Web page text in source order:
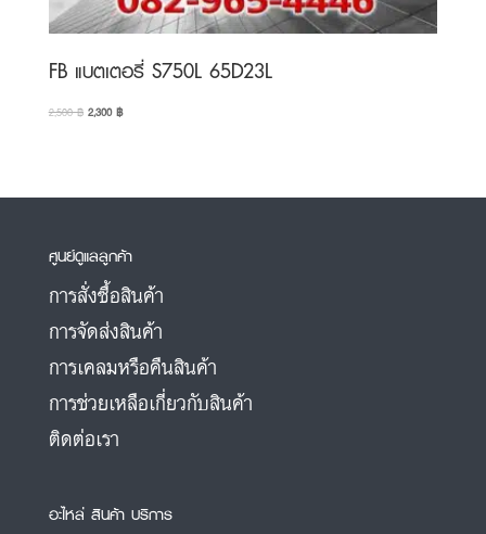
FB แบตเตอรี่ S750L 65D23L
2,500฿ Original
2,300฿Current
ศูนย์ดูแลลูกค้า
การสั่งซื้อสินค้า
การจัดส่งสินค้า
การเคลมหรือคืนสินค้า
การช่วยเหลือเกี่ยวกับสินค้า
ติดต่อเรา
อะไหล่ สินค้า บริการ